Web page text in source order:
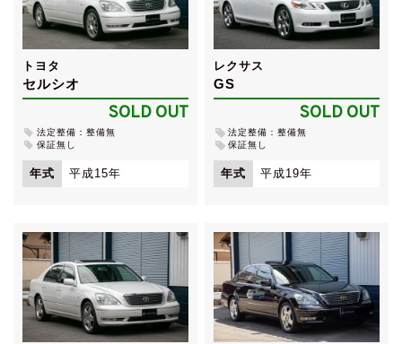
トヨタ
セルシオ
SOLD OUT
法定整備：整備無
保証無し
年式 平成15年
レクサス
GS
SOLD OUT
法定整備：整備無
保証無し
年式 平成19年